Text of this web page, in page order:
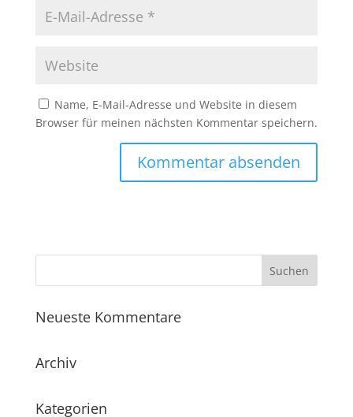
Name, E-Mail-Adresse und Website in diesem
Browser für meinen nächsten Kommentar speichern.
Neueste Kommentare
Archiv
Kategorien